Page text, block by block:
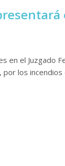
el Juzgado
los